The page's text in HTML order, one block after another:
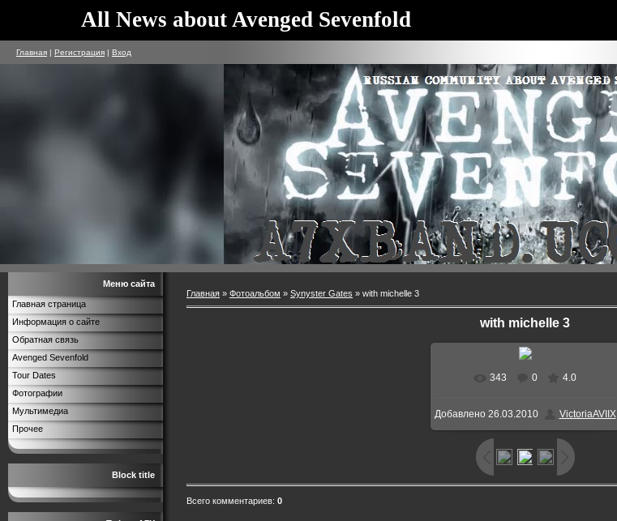
All News about Avenged Sevenfold
Главная | Регистрация | Вход
Меню сайта
Главная страница
Информация о сайте
Обратная связь
Avenged Sevenfold
Tour Dates
Фотографии
Мультимедиа
Прочее
Block title
Главная » Фотоальбом » Synyster Gates » with michelle 3
with michelle 3
343 0 4.0
Добавлено 26.03.2010 VictoriaAVIIX
Всего комментариев: 0